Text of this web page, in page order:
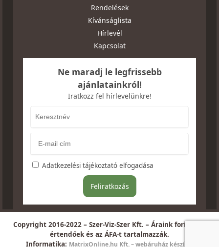
Rendelések
Kívánságlista
Hírlevél
Kapcsolat
Ne maradj le legfrissebb
ajánlatainkról!
Iratkozz fel hírlevelünkre!
Adatkezelési tájékoztató elfogadása
Copyright 2016-2022 – Szer-Viz-Szer Kft. – Áraink forintban
értendőek és az ÁFA-t tartalmazzák.
Informatika: MatrixOnline.hu Kft. – webáruház készítés